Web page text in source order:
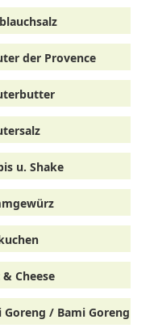
der Provence
u. Shake
& Cheese
Goreng / Bami Goreng